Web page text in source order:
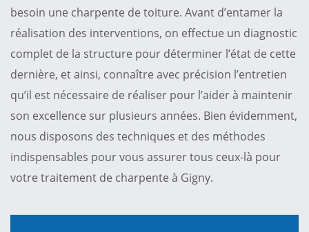
besoin une charpente de toiture. Avant d’entamer la
réalisation des interventions, on effectue un diagnostic
complet de la structure pour déterminer l’état de cette
dernière, et ainsi, connaître avec précision l’entretien
qu’il est nécessaire de réaliser pour l’aider à maintenir
son excellence sur plusieurs années. Bien évidemment,
nous disposons des techniques et des méthodes
indispensables pour vous assurer tous ceux-là pour
votre traitement de charpente à Gigny.